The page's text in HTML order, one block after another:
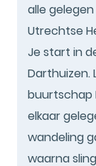
alle
Utrechtse
Je start in
Darthuizen.
buurtschap
elkaar
wandeling
waarna